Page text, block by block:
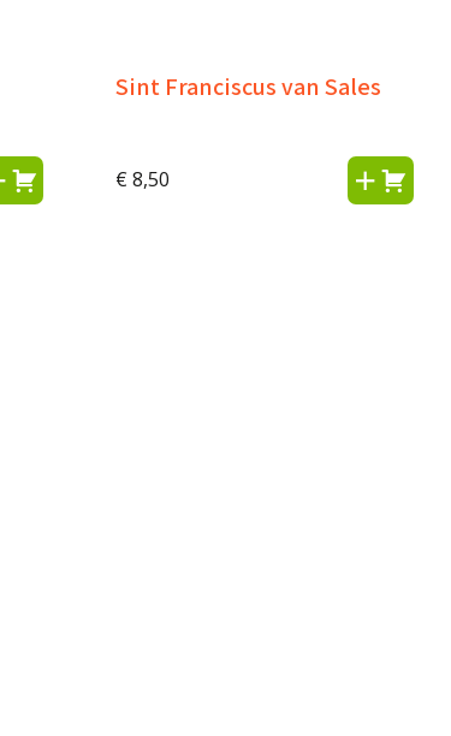
Sint Franciscus van Sales
€ 8,50